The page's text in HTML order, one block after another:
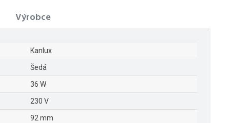
Výrobce
Kanlux
Šedá
36 W
230 V
92 mm